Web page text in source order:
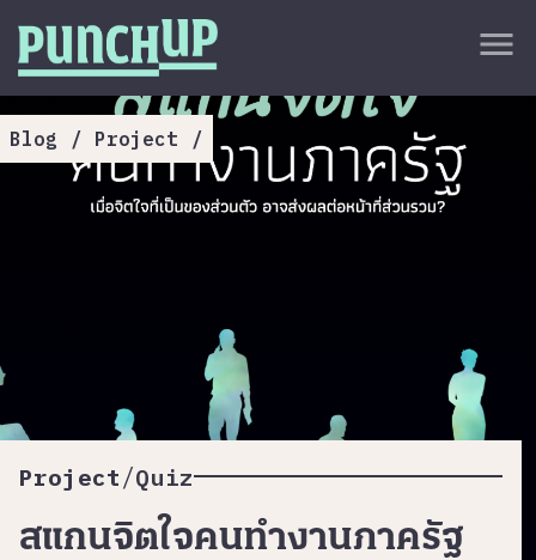
Skip to content
menu
close
About
Service
Project
ลับด้านบน
Blog / Project /
Project /Quiz
สแกนจิตใจคนทำงานภาครัฐ